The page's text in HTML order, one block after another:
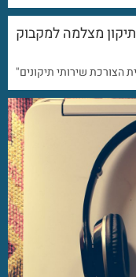
תיקון מצלמה למקבוק